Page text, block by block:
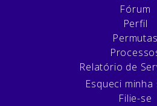
Fórum
Perfil
Permutas
Relatório de
Esqueci minha
Filie-se